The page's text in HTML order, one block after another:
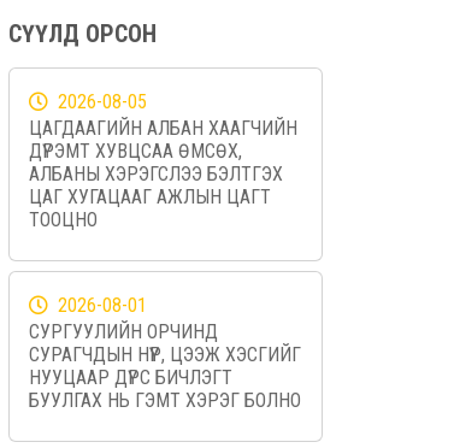
СҮҮЛД ОРСОН
2026-08-05
ЦАГДААГИЙН АЛБАН ХААГЧИЙН
ДҮРЭМТ ХУВЦСАА ӨМСӨХ,
АЛБАНЫ ХЭРЭГСЛЭЭ БЭЛТГЭХ
ЦАГ ХУГАЦААГ АЖЛЫН ЦАГТ
ТООЦНО
2026-08-01
СУРГУУЛИЙН ОРЧИНД
СУРАГЧДЫН НҮҮР, ЦЭЭЖ ХЭСГИЙГ
НУУЦААР ДҮРС БИЧЛЭГТ
БУУЛГАХ НЬ ГЭМТ ХЭРЭГ БОЛНО